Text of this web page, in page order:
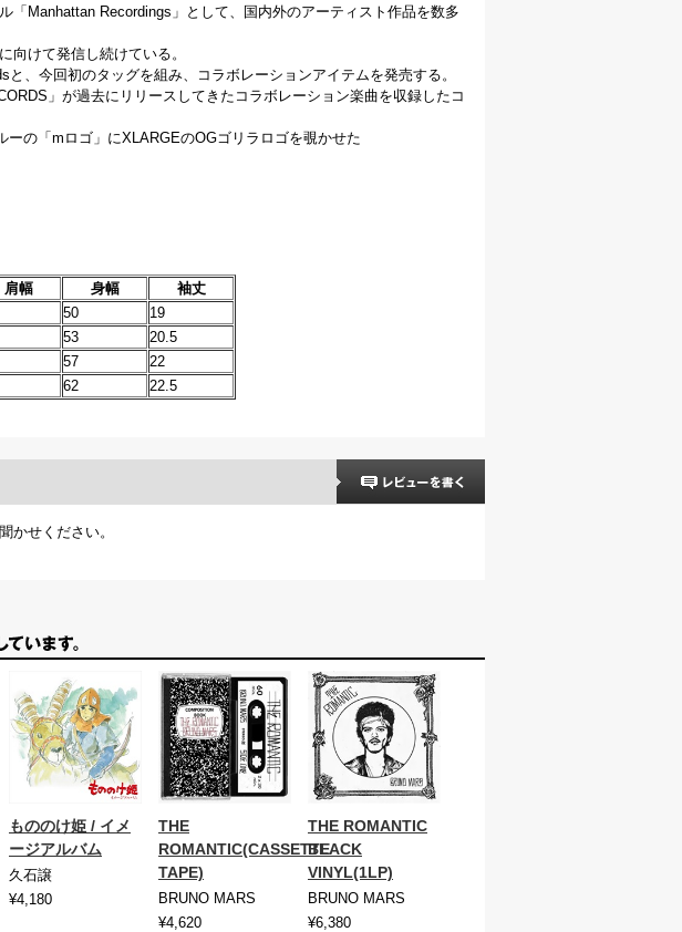
「Manhattan Recordings」として、国内外のアーティスト作品を数多
向けて発信し続けている。
、今回初のタッグを組み、コラボレーションアイテムを発売する。
」が過去にリリースしてきたコラボレーション楽曲を収録したコ
の「mロゴ」にXLARGEのOGゴリラロゴを覗かせた
肩幅 身幅
袖丈
50
19
53
20.5
57
22
62 22.5
かせください。
もののけ姫 / イメ
ージアルバム
久石譲
¥4,180
THE
ROMANTIC(CASSETTE
TAPE)
BRUNO MARS
¥4,620
THE ROMANTIC
BLACK
VINYL(1LP)
BRUNO MARS
¥6,380